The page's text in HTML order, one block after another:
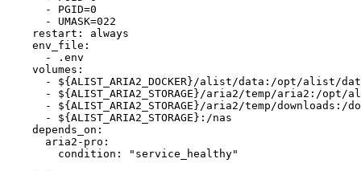
      - PGID=0
      - UMASK=022
    restart: always
    env_file:
      - .env
    volumes:
- ${ALIST_ARIA2_DOCKER}/alist/data:/opt/alist/
- ${ALIST_ARIA2_STORAGE}/aria2/temp/aria2:/opt/
- ${ALIST_ARIA2_STORAGE}/aria2/temp/downloads:/
      - ${ALIST_ARIA2_STORAGE}:/nas
    depends_on:
      aria2-pro:
        condition: "service_healthy"